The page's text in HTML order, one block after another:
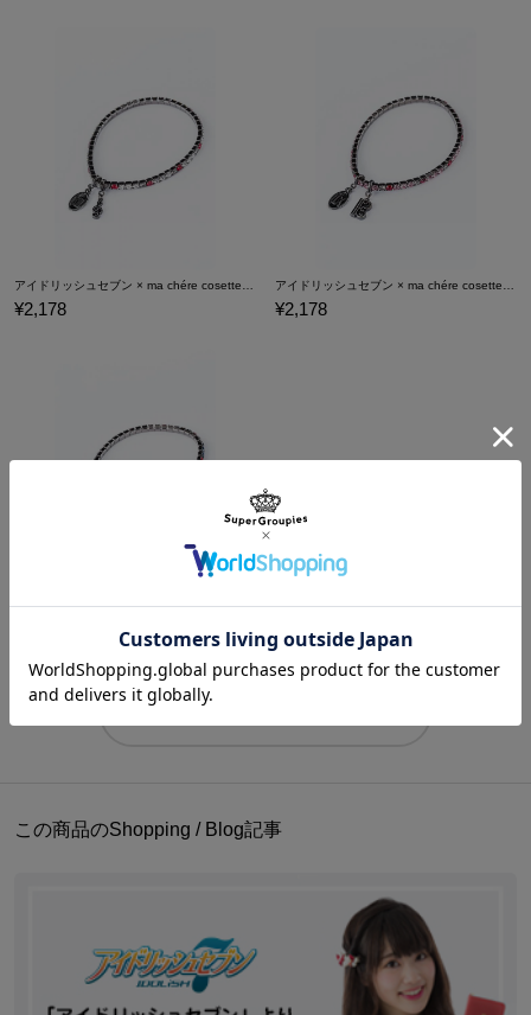
アイドリッシュセブン × ma chére cosette? 八乙女 楽 モデル ブレスレット アクセサリー
¥2,178
アイドリッシュセブン × ma chére cosette? 九条 天 モデルブレスレット アクセサリー
¥2,178
アイドリッシュセブン × ma chére cosette? 十 龍之介 モデルブレスレット アクセサリー
この商品のShopping / Blog記事